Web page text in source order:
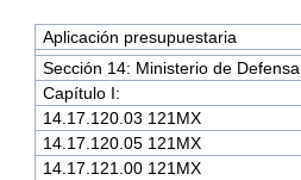
Aplicación presupuestaria
Sección 14: Ministerio de Defensa
Capítulo I:
14.17.120.03 121MX
14.17.120.05 121MX
14.17.121.00 121MX